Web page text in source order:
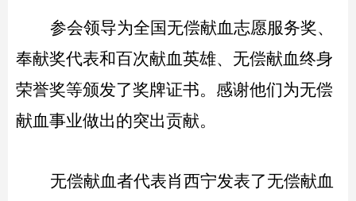
参会领导为全国无偿献血志愿服务奖、
奉献奖代表和百次献血英雄、无偿献血终身
荣誉奖等颁发了奖牌证书。感谢他们为无偿
献血事业做出的突出贡献。
无偿献血者代表肖西宁发表了无偿献血